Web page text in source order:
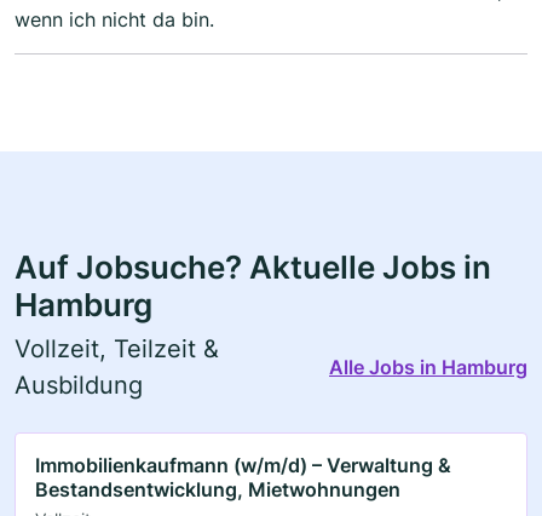
wenn ich nicht da bin.
Auf Jobsuche? Aktuelle Jobs in
Hamburg
Vollzeit, Teilzeit &
Ausbildung
Alle Jobs in Hamburg
Immobilienkaufmann (w/m/d) – Verwaltung &
Bestandsentwicklung, Mietwohnungen